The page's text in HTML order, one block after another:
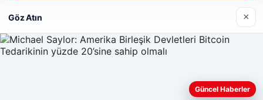
Web sitemizi nasıl kullandığınızı daha iyi anlayabilmek,
Göz Atın ×
Güncel Haberler